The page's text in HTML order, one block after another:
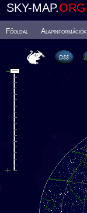
SKY-MAP.ORG
Főoldal Alapinformációk